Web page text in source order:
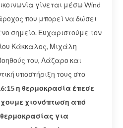
γίνεται μέσω Wind
που μπορεί να δώσει
σημείο. Ευχαριστούμε τον
Κάκκαλος, Μιχάλη
του, Λάζαρο και
υποστήριξη τους στο
η θερμοκρασία έπεσε
χιονόπτωση από
για